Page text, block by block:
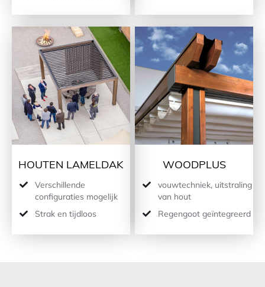
HOUTEN LAMELDAK
Verschillende
configuraties mogelijk
Strak en tijdloos
WOODPLUS
vouwtechniek, uitstraling
van hout
Regengoot geïntegreerd